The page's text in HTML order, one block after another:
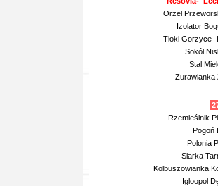
Orzeł
Izolator
Tłoki Gorzyce-
Sokół
Stal
Żurawianka
Rzemieślnik
Pogoń
Polonia
Siarka
Kolbuszowianka
Igloopol